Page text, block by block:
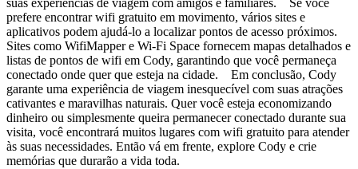
suas experiências de viagem com amigos e familiares. Se você
prefere encontrar wifi gratuito em movimento, vários sites e
aplicativos podem ajudá-lo a localizar pontos de acesso próximos.
Sites como WifiMapper e Wi-Fi Space fornecem mapas detalhados e
listas de pontos de wifi em Cody, garantindo que você permaneça
conectado onde quer que esteja na cidade. Em conclusão, Cody
garante uma experiência de viagem inesquecível com suas atrações
cativantes e maravilhas naturais. Quer você esteja economizando
dinheiro ou simplesmente queira permanecer conectado durante sua
visita, você encontrará muitos lugares com wifi gratuito para atender
às suas necessidades. Então vá em frente, explore Cody e crie
memórias que durarão a vida toda.